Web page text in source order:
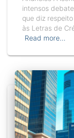
intensos
que diz
às Letras de
Read more…